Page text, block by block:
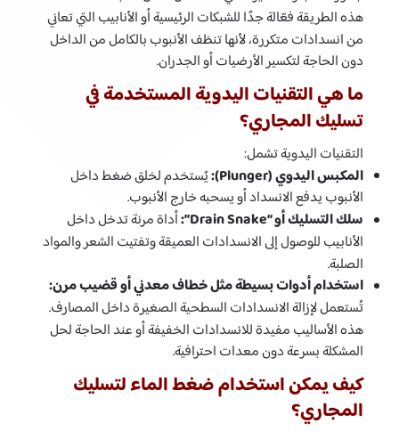
هذه الطريقة فعّالة جدًا للشبكات الرئيسية أو الأنابيب التي تعاني
من انسدادات متكررة، لأنها تنظف الأنبوب بالكامل من الداخل
دون الحاجة لتكسير الأرضيات أو الجدران.
ما هي التقنيات اليدوية المستخدمة في
تسليك المجاري؟
التقنيات اليدوية تشمل:
المكبس اليدوي (Plunger):
يُستخدم لخلق ضغط داخل
الأنبوب يدفع الانسداد أو يسحبه خارج الأنبوب.
سلك التسليك أو “Drain Snake”:
أداة مرنة تدخل داخل
الأنابيب للوصول إلى الانسدادات العميقة وتفتيت الشعر والمواد
الصلبة.
استخدام أدوات بسيطة مثل خطاف معدني أو قضيب مرن:
تُستعمل لإزالة الانسدادات السطحية الصغيرة داخل المصارف.
هذه الأساليب مفيدة للانسدادات الخفيفة أو عند الحاجة لحل
المشكلة بسرعة دون معدات احترافية.
كيف يمكن استخدام ضغط الماء لتسليك
المجاري؟